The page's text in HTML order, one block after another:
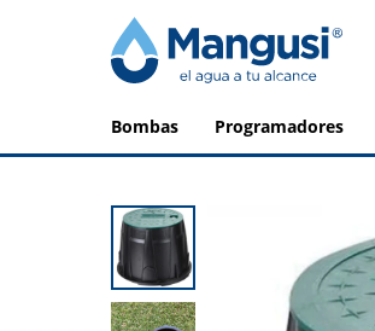
bombas programadores